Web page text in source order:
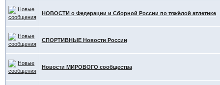
НОВОСТИ о Федерации и Сборной России по тяжёлой атлетике
СПОРТИВНЫЕ Новости России
Новости МИРОВОГО сообщества